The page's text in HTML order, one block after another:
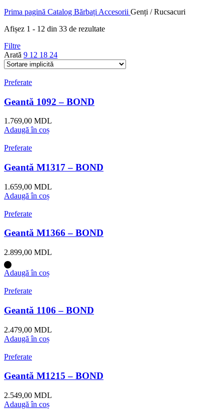
Prima pagină Catalog Bărbați Accesorii Genți / Rucsacuri
Afișez 1 - 12 din 33 de rezultate
Filtre
Arată 9 12 18 24
Preferate
Geantă 1092 – BOND
1.769,00 MDL
Adaugă în coș
Preferate
Geantă M1317 – BOND
1.659,00 MDL
Adaugă în coș
Preferate
Geantă M1366 – BOND
2.899,00 MDL
Adaugă în coș
Preferate
Geantă 1106 – BOND
2.479,00 MDL
Adaugă în coș
Preferate
Geantă M1215 – BOND
2.549,00 MDL
Adaugă în coș